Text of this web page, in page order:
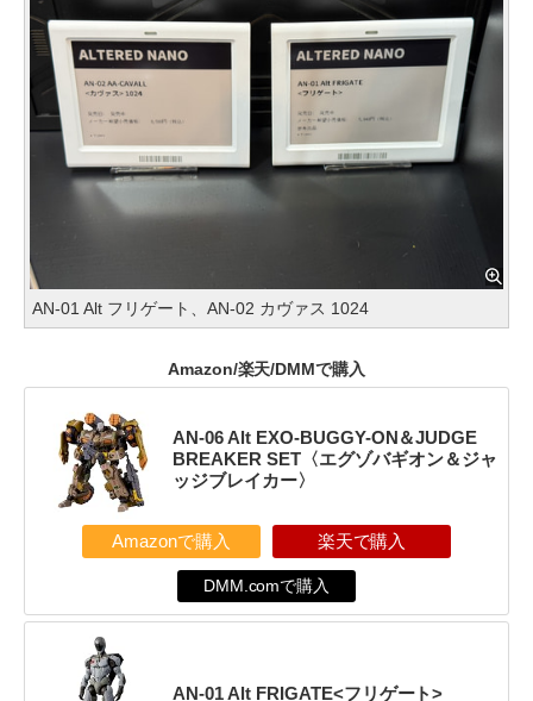
AN-01 Alt フリゲート、AN-02 カヴァス 1024
Amazon/楽天/DMMで購入
AN-06 Alt EXO-BUGGY-ON＆JUDGE
BREAKER SET〈エグゾバギオン＆ジャ
ッジブレイカー〉
Amazonで購入 楽天で購入
DMM.comで購入
AN-01 Alt FRIGATE<フリゲート>